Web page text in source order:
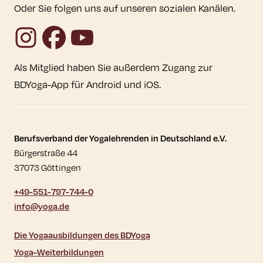
Oder Sie folgen uns auf unseren sozialen Kanälen.
InstagramFacebookYouTube
Als Mitglied haben Sie außerdem Zugang zur
BDYoga-App für Android und iOS.
Kontaktdaten und weitere Links
Berufsverband der Yogalehrenden in Deutschland e.V.
Bürgerstraße 44
37073 Göttingen
+49-551-797-744-0
info@yoga.de
Die Yogaausbildungen des BDYoga
Yoga-Weiterbildungen